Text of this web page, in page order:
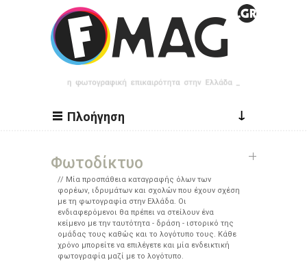
Παράκαμψη προς το κυρίως περιεχόμενο
Πλοήγηση ↓
Φωτοδίκτυο
Μία προσπάθεια καταγραφής όλων των
φορέων, ιδρυμάτων και σχολών που έχουν σχέση
με τη φωτογραφία στην Ελλάδα. Οι
ενδιαφερόμενοι θα πρέπει να στείλουν ένα
κείμενο με την ταυτότητα - δράση - ιστορικό της
ομάδας τους καθώς και το λογότυπο τους. Κάθε
χρόνο μπορείτε να επιλέγετε και μία ενδεικτική
φωτογραφία μαζί με το λογότυπο.